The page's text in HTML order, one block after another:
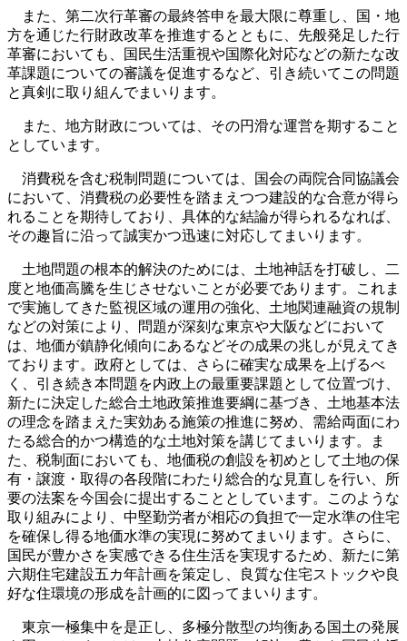
また、第二次行革審の最終答申を最大限に尊重し、国・地
方を通じた行財政改革を推進するとともに、先般発足した行
革審においても、国民生活重視や国際化対応などの新たな改
革課題についての審議を促進するなど、引き続いてこの問題
と真剣に取り組んでまいります。
また、地方財政については、その円滑な運営を期すること
としています。
消費税を含む税制問題については、国会の両院合同協議会
において、消費税の必要性を踏まえつつ建設的な合意が得ら
れることを期待しており、具体的な結論が得られるなれば、
その趣旨に沿って誠実かつ迅速に対応してまいります。
土地問題の根本的解決のためには、土地神話を打破し、二
度と地価高騰を生じさせないことが必要であります。これま
で実施してきた監視区域の運用の強化、土地関連融資の規制
などの対策により、問題が深刻な東京や大阪などにおいて
は、地価が鎮静化傾向にあるなどその成果の兆しが見えてき
ております。政府としては、さらに確実な成果を上げるべ
く、引き続き本問題を内政上の最重要課題として位置づけ、
新たに決定した総合土地政策推進要綱に基づき、土地基本法
の理念を踏まえた実効ある施策の推進に努め、需給両面にわ
たる総合的かつ構造的な土地対策を講じてまいります。ま
た、税制面においても、地価税の創設を初めとして土地の保
有・譲渡・取得の各段階にわたり総合的な見直しを行い、所
要の法案を今国会に提出することとしています。このような
取り組みにより、中堅勤労者が相応の負担で一定水準の住宅
を確保し得る地価水準の実現に努めてまいります。さらに、
国民が豊かさを実感できる住生活を実現するため、新たに第
六期住宅建設五カ年計画を策定し、良質な住宅ストックや良
好な住環境の形成を計画的に図ってまいります。
東京一極集中を是正し、多極分散型の均衡ある国土の発展